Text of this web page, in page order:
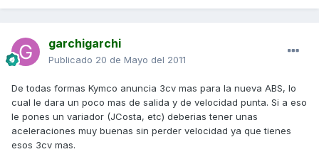
garchigarchi
Publicado 20 de Mayo del 2011
De todas formas Kymco anuncia 3cv mas para la nueva ABS, lo
cual le dara un poco mas de salida y de velocidad punta. Si a eso
le pones un variador (JCosta, etc) deberias tener unas
aceleraciones muy buenas sin perder velocidad ya que tienes
esos 3cv mas.